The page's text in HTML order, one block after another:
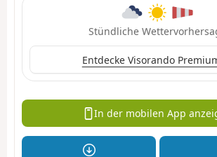
Stündliche
Entdecke Visorando
In der mobilen App